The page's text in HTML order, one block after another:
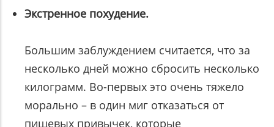
Экстренное похудение.
Большим заблуждением считается, что за
несколько дней можно сбросить несколько
килограмм. Во-первых это очень тяжело
морально – в один миг отказаться от
пищевых привычек, которые